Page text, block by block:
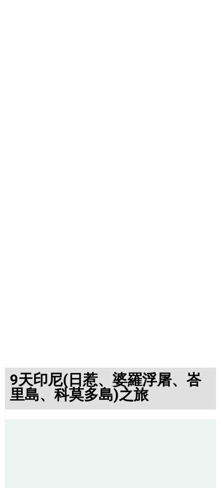
9天印尼(日惹、婆羅浮屠、峇
里島、科莫多島)之旅